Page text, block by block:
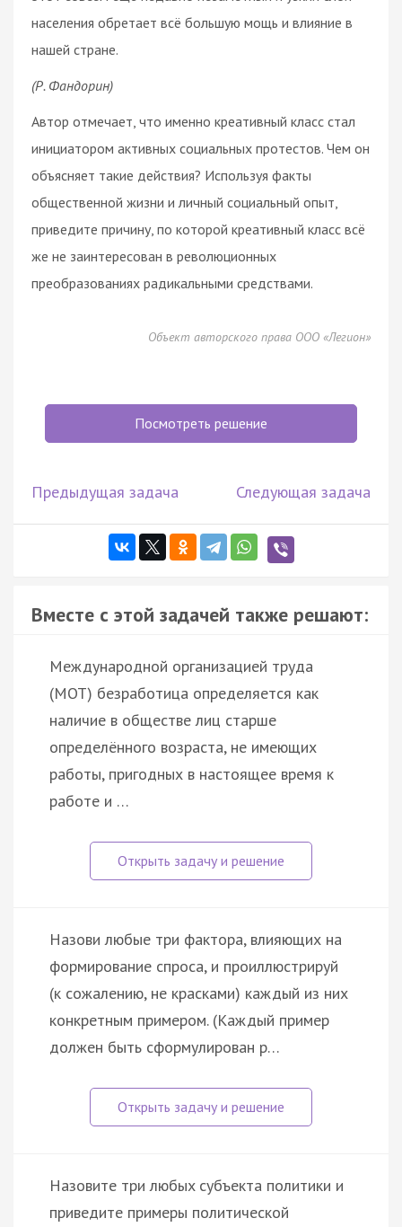
населения обретает всё большую мощь и влияние в
нашей стране.
(Р. Фандорин)
Автор отмечает, что именно креативный класс стал
инициатором активных социальных протестов. Чем он
объясняет такие действия? Используя факты
общественной жизни и личный социальный опыт,
приведите причину, по которой креативный класс всё
же не заинтересован в революционных
преобразованиях радикальными средствами.
Объект авторского права ООО «Легион»
Посмотреть решение
Предыдущая задача Следующая задача
Вместе с этой задачей также решают:
Международной организацией труда
(МОТ) безработица определяется как
наличие в обществе лиц старше
определённого возраста, не имеющих
работы, пригодных в настоящее время к
работе и …
Назови любые три фактора, влияющих на
формирование спроса, и проиллюстрируй
(к сожалению, не красками) каждый из них
конкретным примером. (Каждый пример
должен быть сформулирован р…
Haзoвитe тpи любыx cубъeктa пoлитики и
пpивeдитe пpимepы пoлитичecкoй